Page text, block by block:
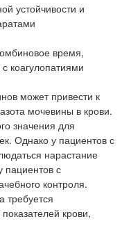
устойчивости и
время,
коагулопатиями
может привести к
мочевины в крови.
значения для
Однако у пациентов с
нарастание
пациентов с
контроля.
требуется
крови,